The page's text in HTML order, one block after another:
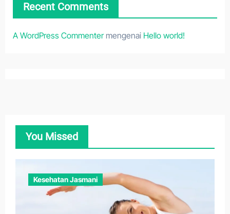
Recent Comments
A WordPress Commentermengenai Hello world!
You Missed
Kesehatan Jasmani